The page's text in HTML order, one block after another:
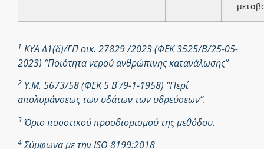
1 ΚΥΑ Δ1(δ)/ΓΠ οικ. 27829 /2023 (ΦΕΚ 3525/Β/25-05-
2023) “Ποιότητα νερού ανθρώπινης κατανάλωσης”
2 Υ.Μ. 5673/58 (ΦΕΚ 5 Β ́/9-1-1958) “Περί
απολυμάνσεως των υδάτων των υδρεύσεων”.
3 Όριο ποσοτικού προσδιορισμού της μεθόδου.
4Σύμφωνα με την ISO 8199:2018